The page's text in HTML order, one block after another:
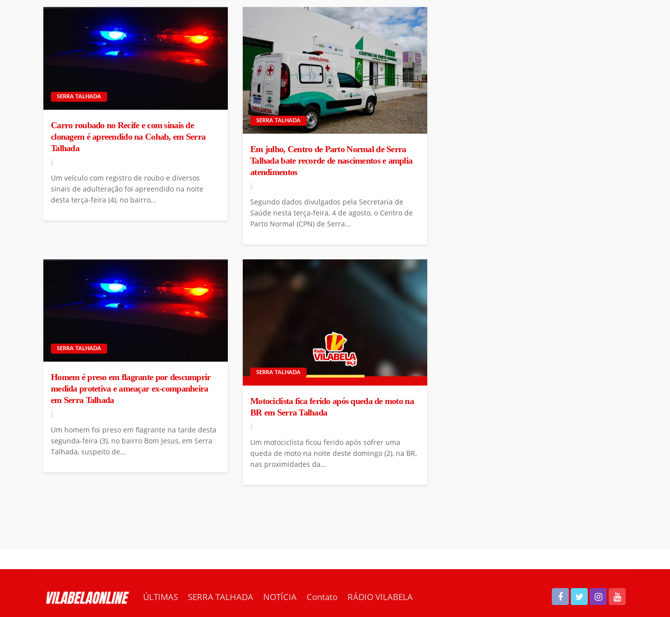
SERRA TALHADA
Carro roubado no Recife e com sinais de
clonagem é apreendido na Cohab, em Serra
Talhada
Um veículo com registro de roubo e diversos
sinais de adulteração foi apreendido na noite
desta terça-feira (4), no bairro...
SERRA TALHADA
Em julho, Centro de Parto Normal de Serra
Talhada bate recorde de nascimentos e amplia
atendimentos
Segundo dados divulgados pela Secretaria de
Saúde nesta terça-feira, 4 de agosto, o Centro de
Parto Normal (CPN) de Serra...
SERRA TALHADA
Homem é preso em flagrante por descumprir
medida protetiva e ameaçar ex-companheira
em Serra Talhada
Um homem foi preso em flagrante na tarde desta
segunda-feira (3), no bairro Bom Jesus, em Serra
Talhada, suspeito de...
SERRA TALHADA
Motociclista fica ferido após queda de moto na
BR em Serra Talhada
Um motociclista ficou ferido após sofrer uma
queda de moto na noite deste domingo (2), na BR,
nas proximidades da...
ÚLTIMAS SERRA TALHADA NOTÍCIA Contato RÁDIO VILABELA